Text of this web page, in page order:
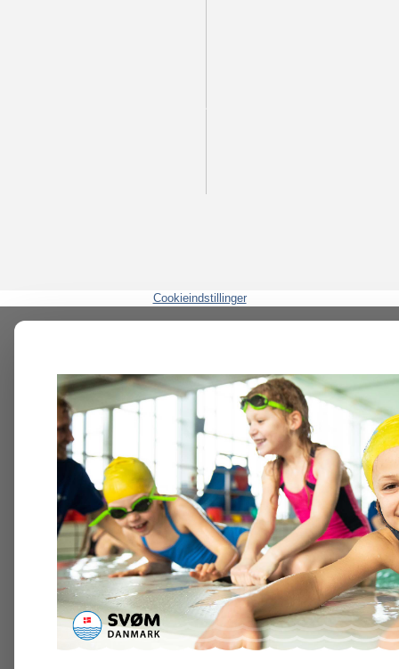
Cookieindstillinger